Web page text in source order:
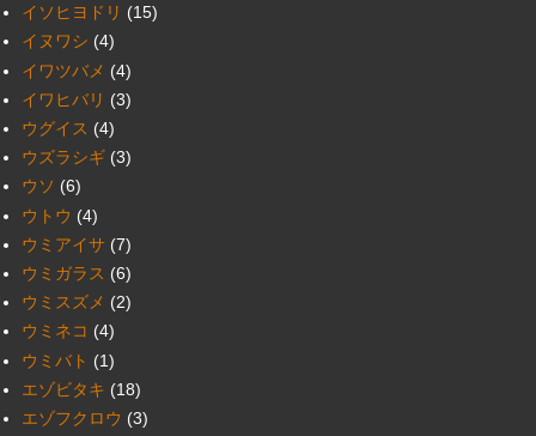
イソヒヨドリ (15)
イヌワシ (4)
イワツバメ (4)
イワヒバリ (3)
ウグイス (4)
ウズラシギ (3)
ウソ (6)
ウトウ (4)
ウミアイサ (7)
ウミガラス (6)
ウミスズメ (2)
ウミネコ (4)
ウミバト (1)
エゾビタキ (18)
エゾフクロウ (3)